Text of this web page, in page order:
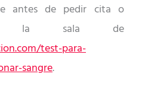
antes de pedir cita o
a la sala de
test-para-
sangre.